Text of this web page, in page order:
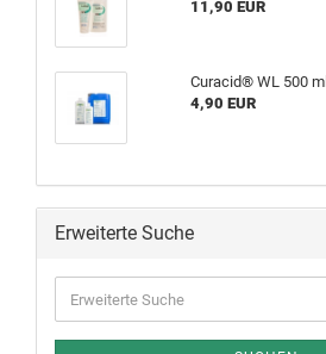
11,90 EUR
Curacid® WL 500 ml
4,90 EUR
Erweiterte Suche